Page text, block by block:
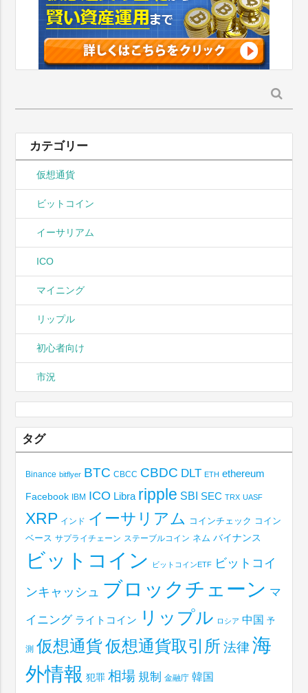
索:
カテゴリー
仮想通貨
ビットコイン
イーサリアム
ICO
マイニング
リップル
初心者向け
市況
タグ
Binance bitflyer BTC CBCC CBDC DLT ETH ethereum
Facebook IBM ICO Libra ripple SBI SEC TRX UASF
XRP インド イーサリアム コインチェック コイン
ベース サプライチェーン ステーブルコイン ネム バイナンス
ビットコイン ビットコインETF ビットコイ
ンキャッシュ ブロックチェーン マ
イニング ライトコイン リップル ロシア 中国 予
測 仮想通貨仮想通貨取引所 法律 海
外情報 犯罪 相場 規制 金融庁 韓国